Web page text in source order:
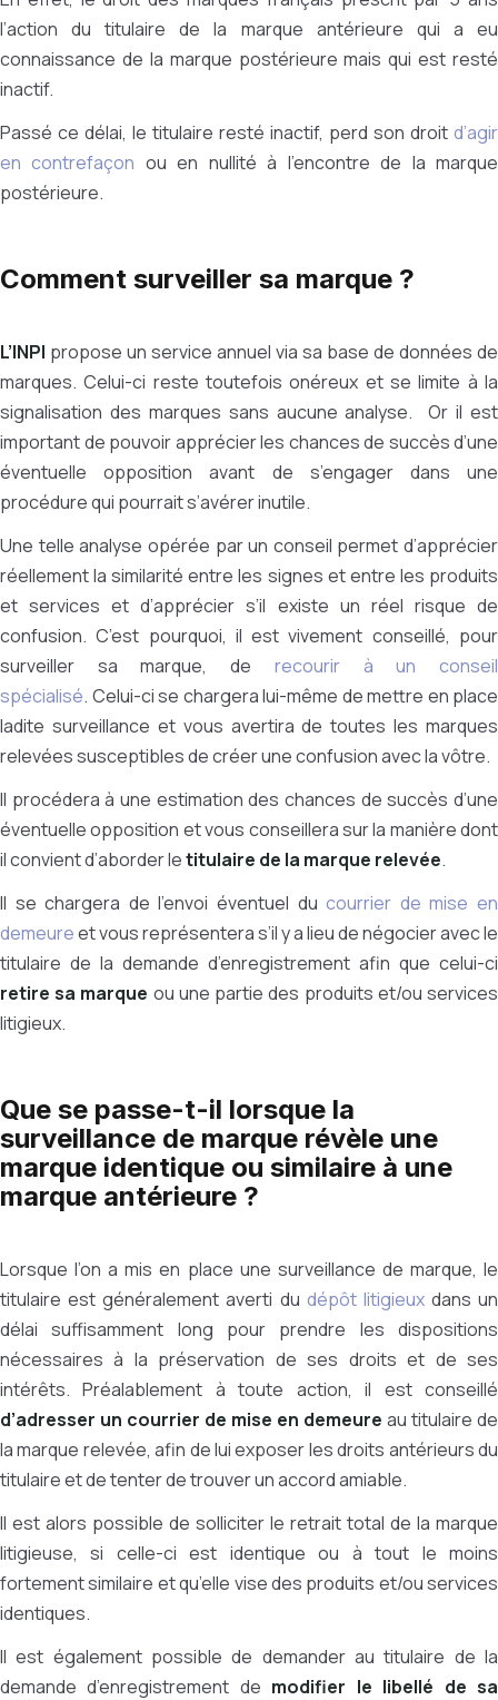
l’action du titulaire de la marque antérieure qui a eu
connaissance de la marque postérieure mais qui est resté
inactif.
Passé ce délai, le titulaire resté inactif, perd son droit d’agir
en contrefaçon ou en nullité à l’encontre de la marque
postérieure.
Comment surveiller sa marque ?
L’INPI propose un service annuel via sa base de données de
marques. Celui-ci reste toutefois onéreux et se limite à la
signalisation des marques sans aucune analyse.
Or il est
important de pouvoir apprécier les chances de succès d’une
éventuelle opposition avant de s’engager dans une
procédure qui pourrait s’avérer inutile.
Une telle analyse opérée par un conseil permet d’apprécier
réellement la similarité entre les signes et entre les produits
et services et d’apprécier s’il existe un réel risque de
confusion.C’est pourquoi, il est vivement conseillé, pour
surveiller sa marque, de recourir à un conseil
spécialisé. Celui-ci se chargera lui-même de mettre en place
ladite surveillance et vous avertira de toutes les marques
relevées susceptibles de créer une confusion avec la vôtre.
Il procédera à une estimation des chances de succès d’une
éventuelle opposition et vous conseillera sur la manière dont
il convient d’aborder letitulaire de la marque relevée.
Il se chargera de l’envoi éventuel ducourrier de mise en
demeureet vous représentera s’il y a lieu de négocier avec le
titulaire de la demande d’enregistrement afin que celui-ci
retire sa marque ou une partie des produits et/ou services
litigieux.
Que se passe-t-il lorsque la
surveillance de marque révèle une
marque identique ou similaire à une
marque antérieure ?
Lorsque l’on a mis en place une surveillance de marque, le
titulaire est généralement averti du dépôt litigieuxdans un
délai suffisamment long pour prendre les dispositions
nécessaires à la préservation de ses droits et de ses
intérêts.Préalablement à toute action, il est conseillé
d’adresser un courrier de mise en demeure au titulaire de
la marque relevée, afin de lui exposer les droits antérieurs du
titulaire et de tenter de trouver un accord amiable.
Il est alors possible de solliciter le retrait total de la marque
litigieuse, si celle-ci est identique ou à tout le moins
fortement similaire et qu’elle vise des produits et/ou services
identiques.
Il est également possible de demander au titulaire de la
demande d’enregistrement de modifier le libellé de sa